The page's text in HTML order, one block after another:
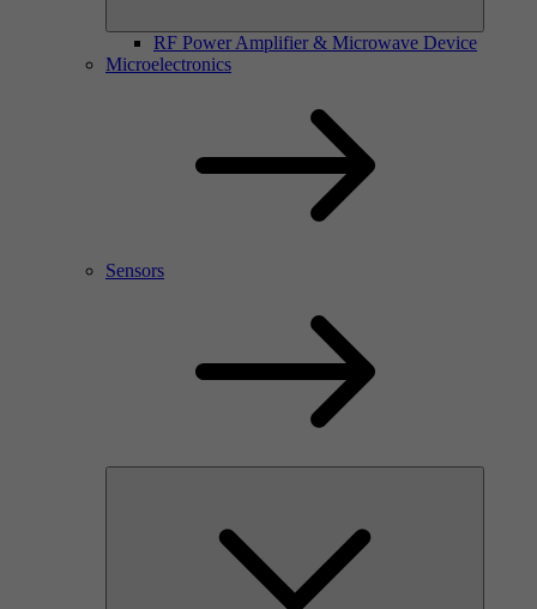
RF Power Amplifier & Microwave Device
Microelectronics
Sensors